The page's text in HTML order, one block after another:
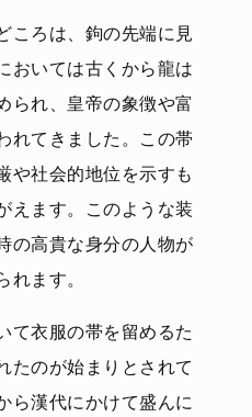
ころは、鉤の先端に見
おいては古くから龍は
られ、皇帝の象徴や富
れてきました。この帯
や社会的地位を示すも
えます。このような装
の高貴な身分の人物が
れます。
て衣服の帯を留めるた
たのが始まりとされて
ら漢代にかけて盛んに